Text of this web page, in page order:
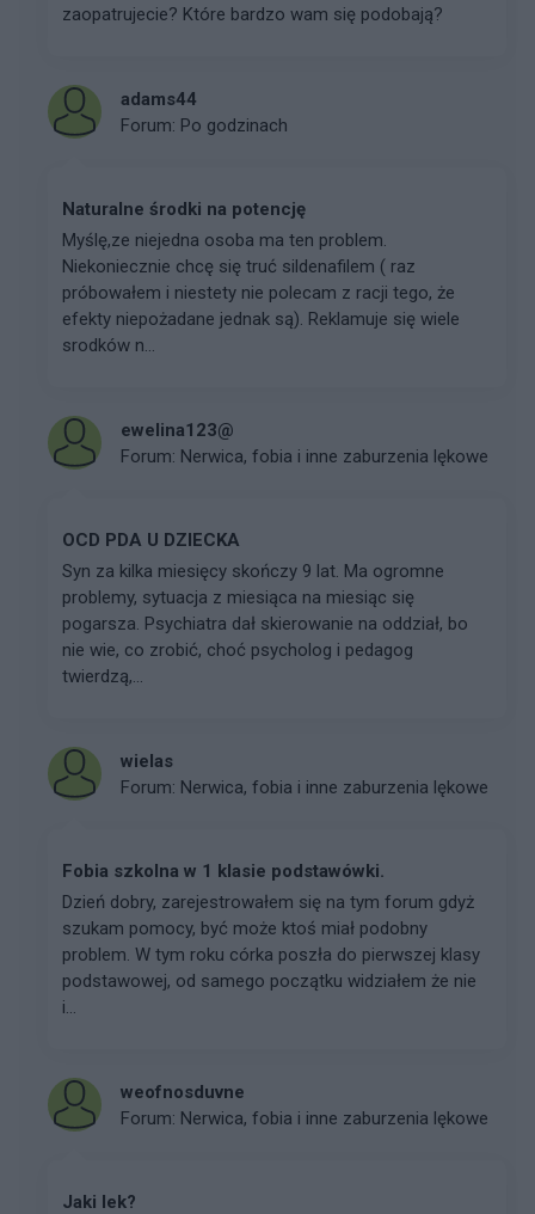
zaopatrujecie? Które bardzo wam się podobają?
adams44
Forum: Po godzinach
Naturalne środki na potencję
Myślę,ze niejedna osoba ma ten problem.
Niekoniecznie chcę się truć sildenafilem ( raz
próbowałem i niestety nie polecam z racji tego, że
efekty niepożadane jednak są). Reklamuje się wiele
srodków n...
ewelina123@
Forum: Nerwica, fobia i inne zaburzenia lękowe
OCD PDA U DZIECKA
Syn za kilka miesięcy skończy 9 lat. Ma ogromne
problemy, sytuacja z miesiąca na miesiąc się
pogarsza. Psychiatra dał skierowanie na oddział, bo
nie wie, co zrobić, choć psycholog i pedagog
twierdzą,...
wielas
Forum: Nerwica, fobia i inne zaburzenia lękowe
Fobia szkolna w 1 klasie podstawówki.
Dzień dobry, zarejestrowałem się na tym forum gdyż
szukam pomocy, być może ktoś miał podobny
problem. W tym roku córka poszła do pierwszej klasy
podstawowej, od samego początku widziałem że nie
i...
weofnosduvne
Forum: Nerwica, fobia i inne zaburzenia lękowe
Jaki lek?